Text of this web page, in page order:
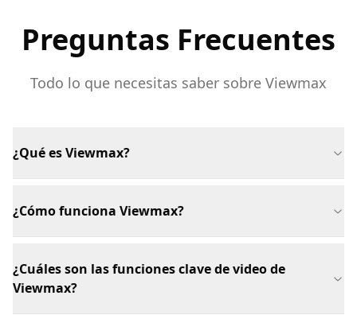
Preguntas Frecuentes
Todo lo que necesitas saber sobre Viewmax
¿Qué es Viewmax?
¿Cómo funciona Viewmax?
¿Cuáles son las funciones clave de video de
Viewmax?